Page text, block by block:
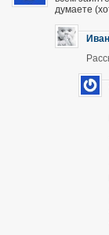
думаете
Иван